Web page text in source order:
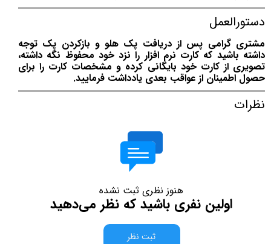
دستورالعمل
مشتری گرامی پس از دریافت پک هلو و بازکردن پک توجه
داشته باشید که کارت نرم افزار را نزد خود محفوظ نگه داشته،
تصویری از کارت خود بایگانی کرده و مشخصات کارت را برای
حصول اطمینان از عواقب بعدی یادداشت فرمایید.
نظرات
هنوز نظری ثبت نشده
اولین نفری باشید که نظر می‌دهید
ثبت نظر